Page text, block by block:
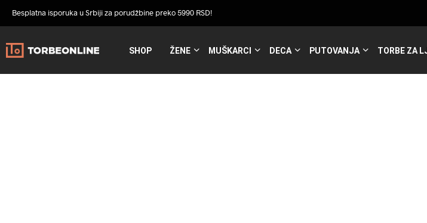
Besplatna isporuka u Srbiji za porudžbine preko 5990 RSD!
SHOP ŽENE MUŠKARCI DECA PUTOVANJA TORBE ZA